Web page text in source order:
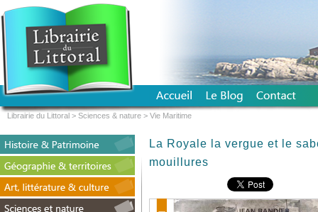
La Royale la vergue et le
mouillures
Librairie du Littoral > Sciences & nature > Vie Maritime